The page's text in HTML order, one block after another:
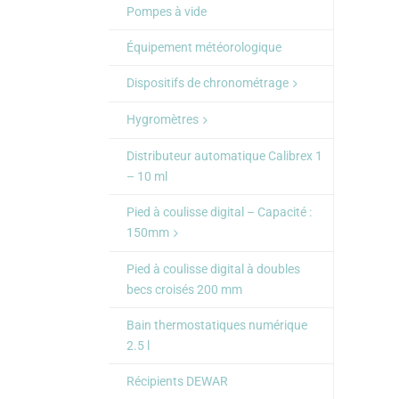
Pompes à vide
Équipement météorologique
Dispositifs de chronométrage
Hygromètres
Distributeur automatique Calibrex 1
– 10 ml
Pied à coulisse digital – Capacité :
150mm
Pied à coulisse digital à doubles
becs croisés 200 mm
Bain thermostatiques numérique
2.5 l
Récipients DEWAR